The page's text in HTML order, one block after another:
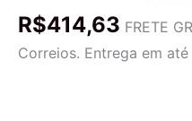
Makeup,
15,
R$414,63 FRETE
Correios. Entrega em até